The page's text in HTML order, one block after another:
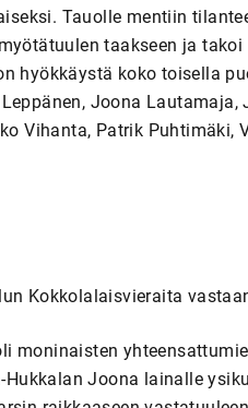
Tauolle mentiin
taakseen ja
hyökkäystä koko toisella
Joona
Vihanta, Patrik Puhtimäki,
Kokkolalaisvieraita
moninaisten
Joona lainalle